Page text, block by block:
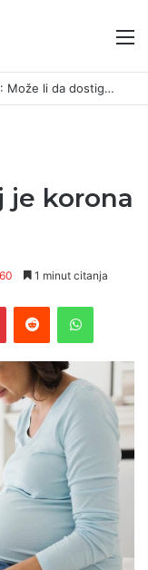
Prognoza cene XRP-a za avgust 2026: Može li da dostigne 1,50 dolara? ￼
je korona
1 minut citanja
PinterestReddit